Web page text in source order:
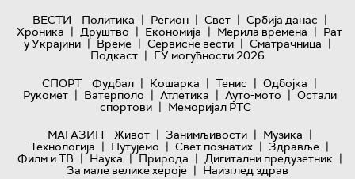
ВЕСТИ Политика | Регион | Свет | Србија данас |
Хроника | Друштво | Економија | Мерила времена | Рат
у Украјини | Време | Сервисне вести | Сматрачница |
Подкаст | ЕУ могућности 2026
СПОРТ
Фудбал | Кошарка | Тенис | Одбојка |
Рукомет | Ватерполо | Атлетика | Ауто-мото | Остали
спортови | Меморијал РТС
МАГАЗИН
Живот | Занимљивости | Музика |
Технологијa | Путујемо | Свет познатих | Здравље |
Филм и ТВ | Наука | Природа | Дигитални предузетник |
За мале велике хероје | Наизглед здрав